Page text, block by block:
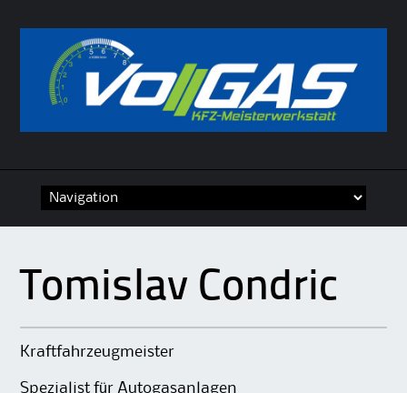
Tomislav Condric
Kraftfahrzeugmeister
Spezialist für Autogasanlagen